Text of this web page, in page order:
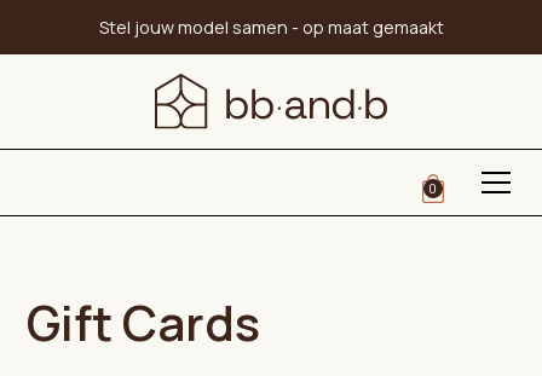
Stel jouw model samen - op maat gemaakt
0
Gift Cards